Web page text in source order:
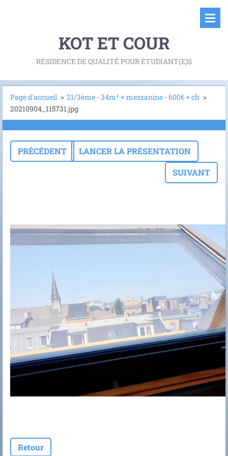
KOT ET COUR
RÉSIDENCE DE QUALITÉ POUR ÉTUDIANT(E)S
Page d'accueil > 21/3ème - 34m² + mezzanine - 600€ + ch >
20210904_115731.jpg
PRÉCÉDENT
LANCER LA PRÉSENTATION
SUIVANT
Retour